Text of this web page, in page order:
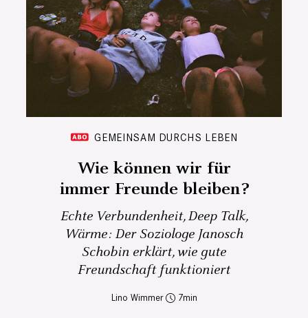
GEMEINSAM DURCHS LEBEN
Wie können wir für
immer Freunde bleiben?
Echte Verbundenheit, Deep Talk,
Wärme: Der Soziologe Janosch
Schobin erklärt, wie gute
Freundschaft funktioniert
Lino Wimmer 7